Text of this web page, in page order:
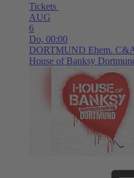
Tickets
AUG
6
Do, 00:00
DORTMUND Ehem.
House of Banksy